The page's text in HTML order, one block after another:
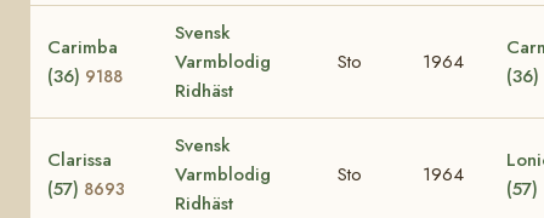
Carimba
(36) 9188
Svensk
Varmblodig
Ridhäst
Sto 1964
(36)
Clarissa
(57) 8693
Svensk
Varmblodig
Ridhäst
Sto 1964
(57)